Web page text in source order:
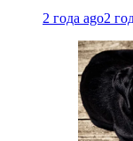
2 года ago2